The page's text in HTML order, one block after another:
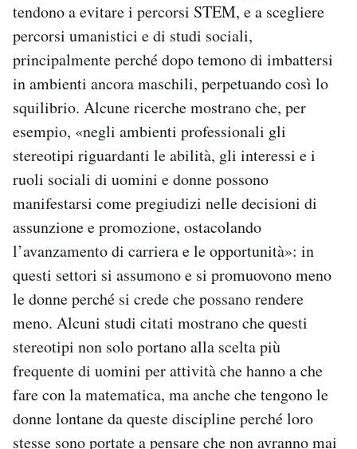
tendono a evitare i percorsi STEM, e a scegliere
percorsi umanistici e di studi sociali,
principalmente perché dopo temono di imbattersi
in ambienti ancora maschili, perpetuando così lo
squilibrio. Alcune ricerche mostrano che, per
esempio, «negli ambienti professionali gli
stereotipi riguardanti le abilità, gli interessi e i
ruoli sociali di uomini e donne possono
manifestarsi come pregiudizi nelle decisioni di
assunzione e promozione, ostacolando
l’avanzamento di carriera e le opportunità»: in
questi settori si assumono e si promuovono meno
le donne perché si crede che possano rendere
meno. Alcuni studi citati mostrano che questi
stereotipi non solo portano alla scelta più
frequente di uomini per attività che hanno a che
fare con la matematica, ma anche che tengono le
donne lontane da queste discipline perché loro
stesse sono portate a pensare che non avranno mai